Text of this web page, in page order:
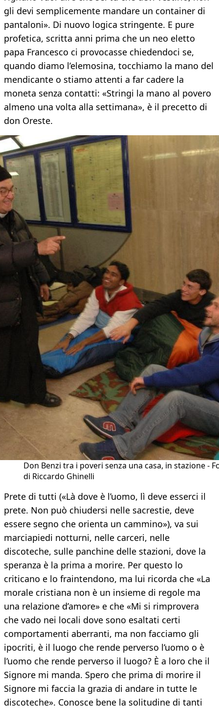
gli devi semplicemente mandare un container di
pantaloni». Di nuovo logica stringente. E pure
profetica, scritta anni prima che un neo eletto
papa Francesco ci provocasse chiedendoci se,
quando diamo l’elemosina, tocchiamo la mano del
mendicante o stiamo attenti a far cadere la
moneta senza contatti: «Stringi la mano al povero
almeno una volta alla settimana», è il precetto di
don Oreste.
Don Benzi tra i poveri senza una casa, in stazione -
di Riccardo Ghinelli
Prete di tutti («Là dove è l’uomo, lì deve esserci il
prete. Non può chiudersi nelle sacrestie, deve
essere segno che orienta un cammino»), va sui
marciapiedi notturni, nelle carceri, nelle
discoteche, sulle panchine delle stazioni, dove la
speranza è la prima a morire. Per questo lo
criticano e lo fraintendono, ma lui ricorda che «La
morale cristiana non è un insieme di regole ma
una relazione d’amore» e che «Mi si rimprovera
che vado nei locali dove sono esaltati certi
comportamenti aberranti, ma non facciamo gli
ipocriti, è il luogo che rende perverso l’uomo o è
l’uomo che rende perverso il luogo? È a loro che il
Signore mi manda. Spero che prima di morire il
Signore mi faccia la grazia di andare in tutte le
discoteche». Conosce bene la solitudine di tanti